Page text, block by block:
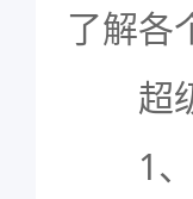
了解各
超级
1、